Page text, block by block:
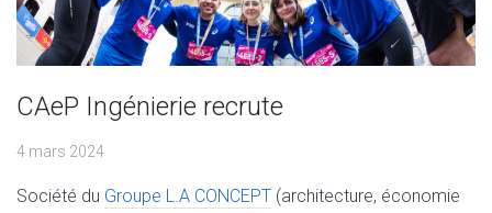
CAeP Ingénierie recrute
4 mars 2024
Société du Groupe L.A CONCEPT (architecture, économie